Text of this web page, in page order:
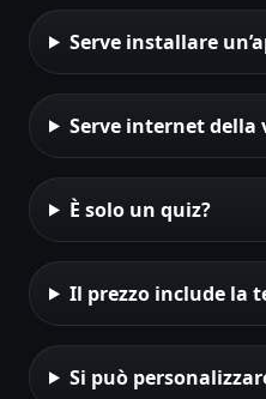
Serve installare
Serve internet della
È solo un quiz?
Il prezzo include la
Si può